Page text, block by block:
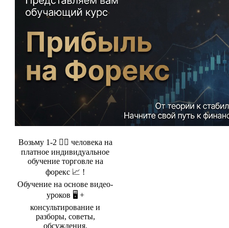
Возьму 1-2 🤵‍♂️ человека на
платное индивидуальное
обучение торговле на
форекс 📈 !
Обучение на основе видео-
уроков 🖥️ +
консультирование и
разборы, советы,
обсуждения.